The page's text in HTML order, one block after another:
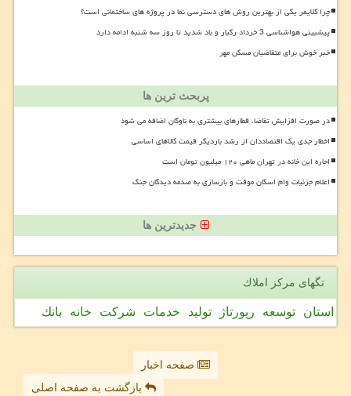
چرا کلایمر یکی از بهترین روش های دسترسی نما در پروژه های ساختمانی است؟
پیشبینی هواشناسی 3 خرداد رگبار و باد شدید تا روز سه شنبه ادامه دارد
خبر خوش برای متقاضیان مسکن مهر
پربحث ترین ها
در صورت افزایش تقاضا، قطارهای بیشتری به ناوگان اضافه می شود
اخطار جدی یک اقتصاددان از رشد باردیگر قیمت کالاهای اساسی
اجاره این خانه در تهران ماهی ۱۲۰ میلیون تومان است
اعلام جزئیات وام اسکان موقت و بازسازی به صدمه دیدگان جنگ
جدیدترین ها
تگهای مركز املاك
استان توسعه رپورتاژ تولید خدمات شركت خانه بانك
صفحه اخبار
بازگشت به صفحه اصلی